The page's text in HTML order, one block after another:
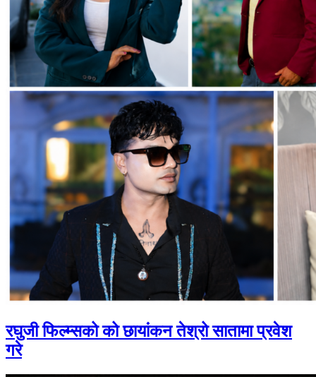
रघुजी फिल्म्सको को छायांकन तेश्रो सातामा प्रवेश
गरे